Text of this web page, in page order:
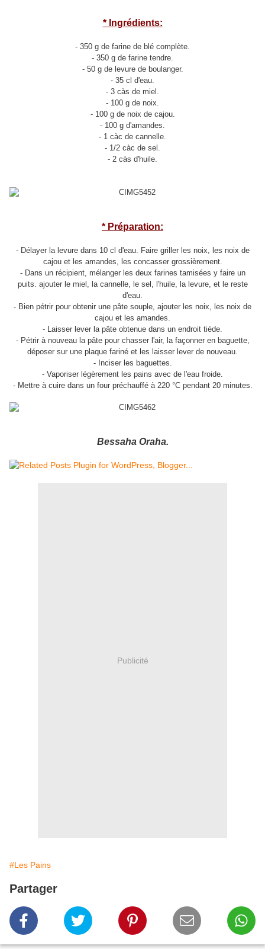
* Ingrédients:
- 350 g de farine de blé complète.
- 350 g de farine tendre.
- 50 g de levure de boulanger.
- 35 cl d'eau.
- 3 càs de miel.
- 100 g de noix.
- 100 g de noix de cajou.
- 100 g d'amandes.
- 1 càc de cannelle.
- 1/2 càc de sel.
- 2 càs d'huile.
* Préparation:
- Délayer la levure dans 10 cl d'eau. Faire griller les noix, les noix de
cajou et les amandes, les concasser grossièrement.
- Dans un récipient, mélanger les deux farines tamisées y faire un
puits. ajouter le miel, la cannelle, le sel, l'huile, la levure, et le reste
d'eau.
- Bien pétrir pour obtenir une pâte souple, ajouter les noix, les noix de
cajou et les amandes.
- Laisser lever la pâte obtenue dans un endroit tiède.
- Pétrir à nouveau la pâte pour chasser l'air, la façonner en baguette,
déposer sur une plaque fariné et les laisser lever de nouveau.
- Inciser les baguettes.
- Vaporiser légèrement les pains avec de l'eau froide.
- Mettre à cuire dans un four préchauffé à 220 °C pendant 20 minutes.
Bessaha Oraha.
Publicité
#Les Pains
Partager